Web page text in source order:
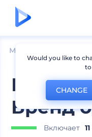
Мокапы
Набор
Бренд
Включает
Would you like to
to
CHANGE